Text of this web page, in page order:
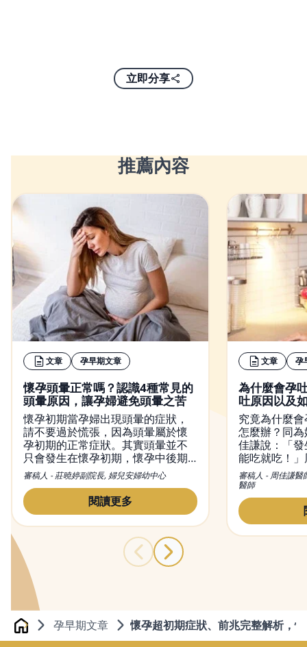
立即分享
推薦內容
文章 孕早期文章
懷孕頭暈正常嗎？認識4種常見的
頭暈原因，讓孕婦避免頭暈之苦
懷孕初期當孕婦出現頭暈的症狀，
請不要過於慌張，因為頭暈屬於懷
孕初期的正常症狀。其實頭暈並不
只會發生在懷孕初期，懷孕中後期
也有可能出現頭暈現象。然而，造
成懷孕頭暈的原因有很多種，從懷
孕初期到晚期都有可能出現頭暈的
症狀，而改善頭暈的方法也不盡相
同，本文不僅會介紹頭暈的原因，
同時也會提供緩解懷孕頭暈的方
審稿人 - 莊曉婷副院長, 婦兒安婦幼中心
閱讀更多
文章 孕
為什麼會孕
吐原因以及
究竟為什麼
怎麼辦？同
佳謙說：「
能吃就吃！
初期孕吐經
和容易引起
量多餐的進
胃酸，舒緩
審稿人 - 周佳謙醫
醫師
Home 孕早期文章 懷孕超初期症狀、前兆完整解析，